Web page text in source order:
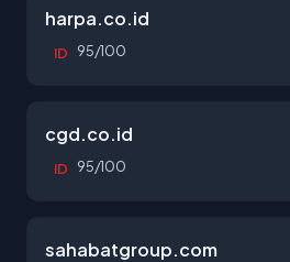
harpa.co.id
ID 95/100
cgd.co.id
ID 95/100
sahabatgroup.com